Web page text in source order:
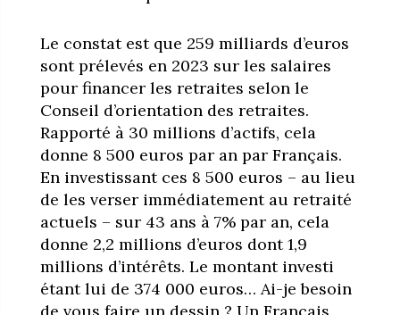
Le constat est que 259 milliards d’euros
sont prélevés en 2023 sur les salaires
pour financer les retraites selon le
Conseil d’orientation des retraites.
Rapporté à 30 millions d’actifs, cela
donne 8 500 euros par an par Français.
En investissant ces 8 500 euros – au lieu
de les verser immédiatement au retraité
actuels – sur 43 ans à 7% par an, cela
donne 2,2 millions d’euros dont 1,9
millions d’intérêts. Le montant investi
étant lui de 374 000 euros… Ai-je besoin
de vous faire un dessin ? Un Français